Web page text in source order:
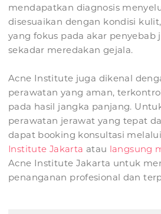
mendapatkan diagnosis
disesuaikan dengan kondisi
yang fokus pada akar penyebab
sekadar meredakan gejala.
Acne Institute juga dikenal
perawatan yang aman,
pada hasil jangka panjang.
perawatan jerawat yang tepat
dapat booking konsultasi
Institute Jakarta atau langsung
Acne Institute Jakarta untuk
penanganan profesional dan